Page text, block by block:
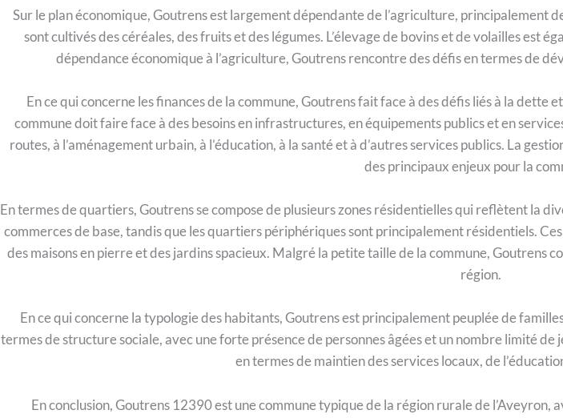
Sur le plan économique, Goutrens est largement dépendante de l’agriculture, principalement
sont cultivés des céréales, des fruits et des légumes. L’élevage de bovins et de volailles est
dépendance économique à l’agriculture, Goutrens rencontre des défis en termes de
En ce qui concerne les finances de la commune, Goutrens fait face à des défis liés à la dette
commune doit faire face à des besoins en infrastructures, en équipements publics et en
routes, à l’aménagement urbain, à l’éducation, à la santé et à d’autres services publics. La
des principaux enjeux pour la
En termes de quartiers, Goutrens se compose de plusieurs zones résidentielles qui reflètent la
commerces de base, tandis que les quartiers périphériques sont principalement résidentiels.
des maisons en pierre et des jardins spacieux. Malgré la petite taille de la commune, Goutrens
région.
En ce qui concerne la typologie des habitants, Goutrens est principalement peuplée de
termes de structure sociale, avec une forte présence de personnes âgées et un nombre limité
en termes de maintien des services locaux, de
En conclusion, Goutrens 12390 est une commune typique de la région rurale de